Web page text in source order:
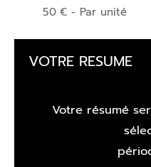
50 € - Par unité
VOTRE RESUME
Votre résumé